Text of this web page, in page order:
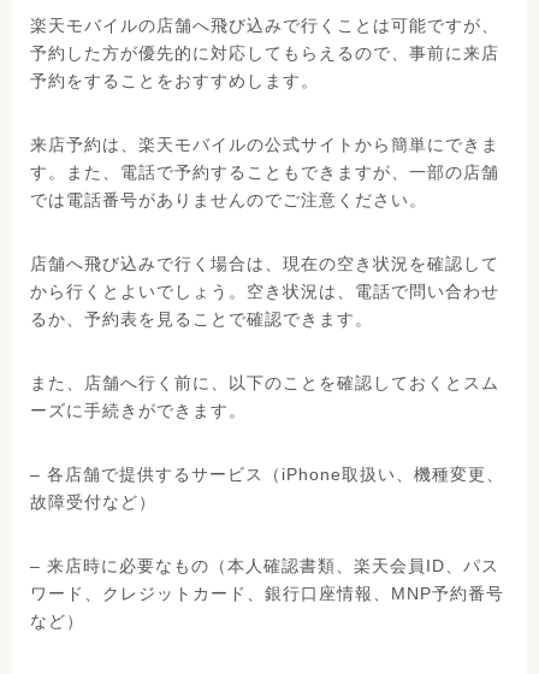
楽天モバイルの店舗へ飛び込みで行くことは可能ですが、
予約した方が優先的に対応してもらえるので、事前に来店
予約をすることをおすすめします。
来店予約は、楽天モバイルの公式サイトから簡単にできま
す。また、電話で予約することもできますが、一部の店舗
では電話番号がありませんのでご注意ください。
店舗へ飛び込みで行く場合は、現在の空き状況を確認して
から行くとよいでしょう。空き状況は、電話で問い合わせ
るか、予約表を見ることで確認できます。
また、店舗へ行く前に、以下のことを確認しておくとスム
ーズに手続きができます。
– 各店舗で提供するサービス（iPhone取扱い、機種変更、
故障受付など）
– 来店時に必要なもの（本人確認書類、楽天会員ID、パス
ワード、クレジットカード、銀行口座情報、MNP予約番号
など）